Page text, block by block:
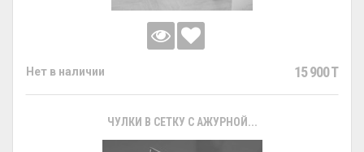
Нет в наличии 15 900 T
ЧУЛКИ В СЕТКУ С АЖУРНОЙ...